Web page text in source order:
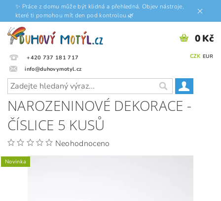
✨ Práce z domu může být klidná a přehledná. Objev nástroje,
které ti pomohou mít den pod kontrolou.🌿
+420 737 181 717
info@duhovymotyl.cz
CZK EUR
0 Kč
NAROZENINOVÉ DEKORACE -
ČÍSLICE 5 KUSŮ
Neohodnoceno
Novinka